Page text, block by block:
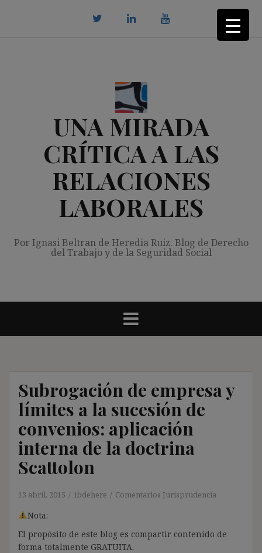
UNA MIRADA
CRÍTICA A LAS
RELACIONES
LABORALES
Por Ignasi Beltran de Heredia Ruiz. Blog de Derecho
del Trabajo y de la Seguridad Social
Subrogación de empresa y
límites a la sucesión de
convenios: aplicación
interna de la doctrina
Scattolon
13 abril, 2015 ibdehere Comentarios Jurisprudencia
Nota:
El propósito de este blog es compartir contenido de
forma totalmente GRATUITA.